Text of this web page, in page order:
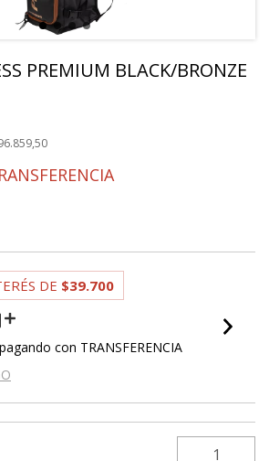
PREMIUM BLACK/BRONZE
DE $39.700
pagando con TRANSFERENCIA